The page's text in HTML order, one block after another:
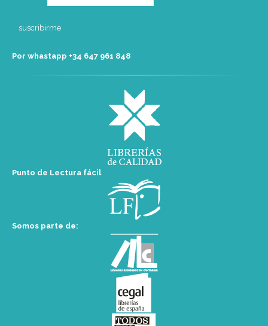
Por whastapp +34 ‭647 961 848‬
Punto de Lectura fácil
Somos parte de: